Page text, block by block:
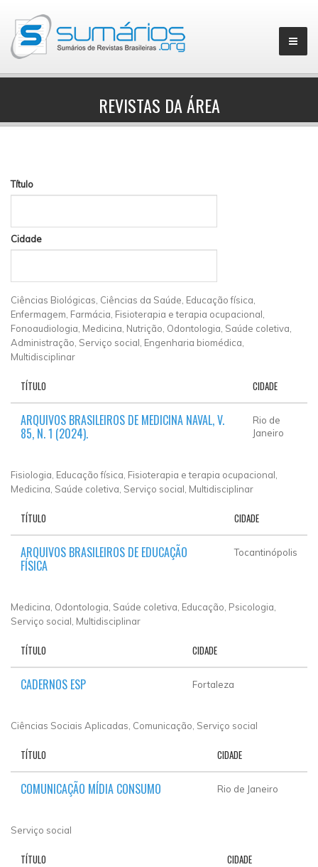
▼
REVISTAS DA ÁREA
Título
Cidade
Ciências Biológicas, Ciências da Saúde, Educação física,
Enfermagem, Farmácia, Fisioterapia e terapia ocupacional,
Fonoaudiologia, Medicina, Nutrição, Odontologia, Saúde coletiva,
Administração, Serviço social, Engenharia biomédica,
Multidisciplinar
TÍTULO CIDADE
ARQUIVOS BRASILEIROS DE MEDICINA NAVAL, V.
85, N. 1 (2024).
Rio de
Janeiro
Fisiologia, Educação física, Fisioterapia e terapia ocupacional,
Medicina, Saúde coletiva, Serviço social, Multidisciplinar
TÍTULO CIDADE
ARQUIVOS BRASILEIROS DE EDUCAÇÃO
FÍSICA
Tocantinópolis
Medicina, Odontologia, Saúde coletiva, Educação, Psicologia,
Serviço social, Multidisciplinar
TÍTULO CIDADE
CADERNOS ESP Fortaleza
Ciências Sociais Aplicadas, Comunicação, Serviço social
TÍTULO CIDADE
COMUNICAÇÃO MÍDIA CONSUMO Rio de Janeiro
Serviço social
TÍTULO CIDADE